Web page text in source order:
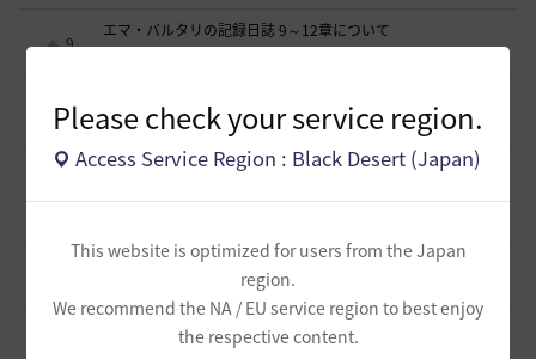
Please check your service region.
Access Service Region : Black Desert (Japan)
This website is optimized for users from the Japan
region.
We recommend the NA / EU service region to best enjoy
the respective content.
9
エマ・バルタリの記録日誌 9～12章について
0
止まらない超高速成長、HYPERBOOST
0 1K 黒い砂漠 8 日前
4
【ギルド名声】2026ハイデル宴会スクショ【どうなる？】
「怪しい袋」
ノウワン 2026.07.24
波に乗って流れ着いた宝の地図の場所